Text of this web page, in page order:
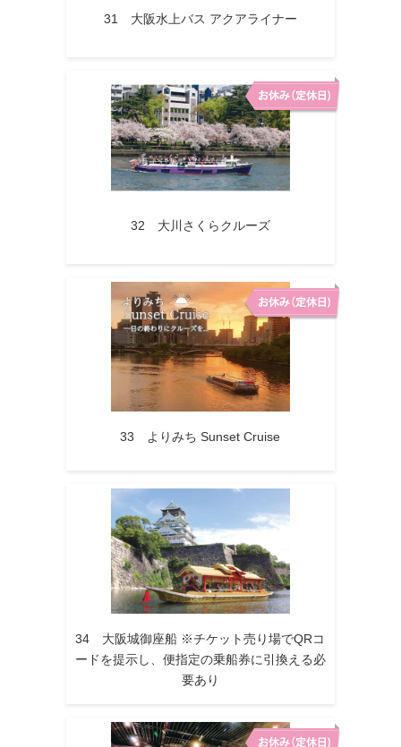
31 大阪水上バス アクアライナー
32 大川さくらクルーズ
33 よりみち Sunset Cruise
34 大阪城御座船 ※チケット売り場でQRコ
ードを提示し、便指定の乗船券に引換える必
要あり